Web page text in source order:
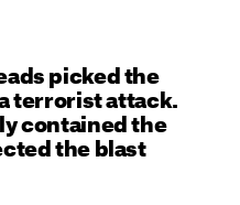
picked the
terrorist attack.
contained the
the blast